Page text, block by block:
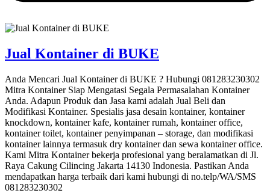
Jual Kontainer di BUKE
Anda Mencari Jual Kontainer di BUKE ? Hubungi 081283230302
Mitra Kontainer Siap Mengatasi Segala Permasalahan Kontainer
Anda. Adapun Produk dan Jasa kami adalah Jual Beli dan
Modifikasi Kontainer. Spesialis jasa desain kontainer, kontainer
knockdown, kontainer kafe, kontainer rumah, kontainer office,
kontainer toilet, kontainer penyimpanan – storage, dan modifikasi
kontainer lainnya termasuk dry kontainer dan sewa kontainer office.
Kami Mitra Kontainer bekerja profesional yang beralamatkan di Jl.
Raya Cakung Cilincing Jakarta 14130 Indonesia. Pastikan Anda
mendapatkan harga terbaik dari kami hubungi di no.telp/WA/SMS
081283230302